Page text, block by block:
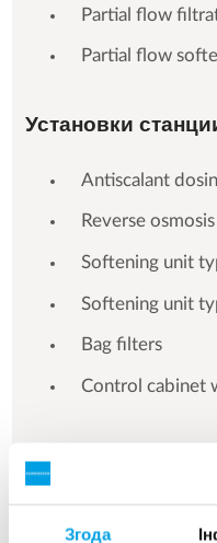
Згода
Partial flow
Partial flow
Установки
Antiscalant
Reverse
Softening unit
Softening unit
Bag filters
Control cabinet